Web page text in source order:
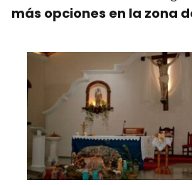
más opciones en la zona